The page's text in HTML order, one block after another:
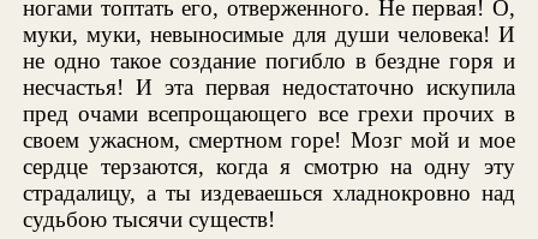
ногами топтать его, отверженного. Не первая! О,
муки, муки, невыносимые для души человека! И
не одно такое создание погибло в бездне горя и
несчастья! И эта первая недостаточно искупила
пред очами всепрощающего все грехи прочих в
своем ужасном, смертном горе! Мозг мой и мое
сердце терзаются, когда я смотрю на одну эту
страдалицу, а ты издеваешься хладнокровно над
судьбою тысячи существ!